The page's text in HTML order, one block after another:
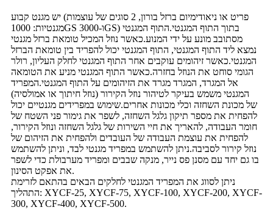
יש מגנט קבוע (פריט או ניאודימיום ברזל בורון, 2 סוגים של עוצמות
מגנטיות: 1000GS ו-3000GS) בתוך התוף המגנטי.התוף המגנטי
מסתובב מונע על ידי המנוע.כאשר נוזל המכיל טומאת ברזל מגנטי
נמצא ליד התוף המגנטי, התוף המגנטי יכול להפריד בין טומאת הברזל
המגנטי.כאשר זיהומים עוקבים אחר התוף המגנטי לחלק העליון, רולר
הגומי סוחט את הנוזל בחזרה.כאשר התוף המגנטי מניע את הטומאה
אל המגרד, המגרד מגרד את הזיהומים על התוף המגנטי.המפריד
המגנטי משמש בעיקר לטיהור נוזל הקירור (נוזל חיתוך או אמולסיה)
של מכונת השחזה וכלי מכונות אחרים.שימוש במפרידים מגנטיים יכול
להפחית את מספר תיקון גלגל השחזה, לשפר את גימור פני השטח של
חומר העבודה, להאריך את חיי השירות של גלגל השחזה ונוזל הקירור,
להפחית את עוצמת העבודה של העובדים ולהפחית את הזיהום של
נוזל קירור לסביבה.ניתן להשתמש במפריד מגנטי לבד, וניתן להשתמש
בו גם יחד עם מסנן פס נייר, מנקה שבבים ומפריד מערבולת כדי לשפר
את אפקט הסינון.
ניתן לסווג את המפריד המגנטי לחלקים הבאים בהתאם לזרימת
התהליך: XYCF-25, XYCF-75, XYCF-100, XYCF-200, XYCF-
300, XYCF-400, XYCF-500.